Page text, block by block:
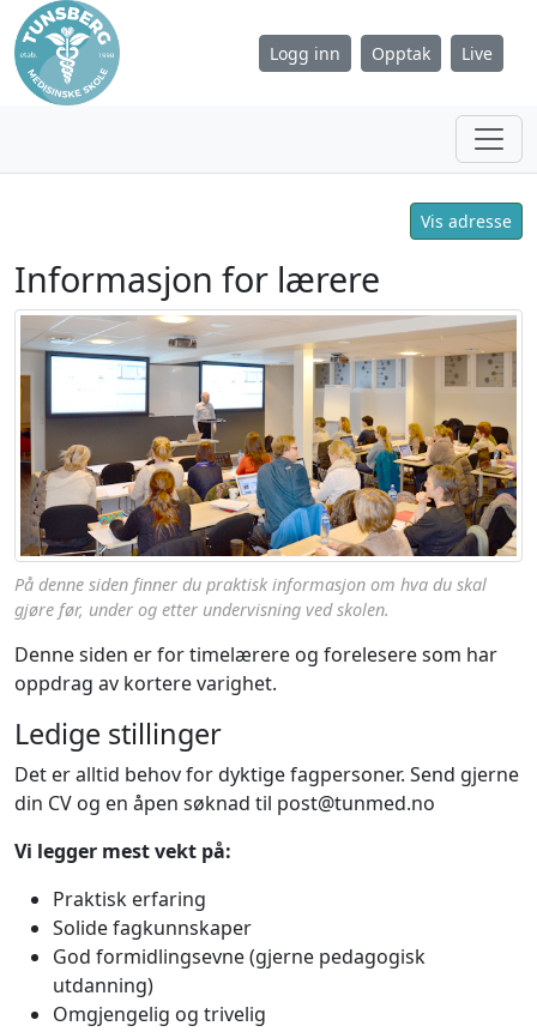
Logg inn Opptak Live
Vis adresse
Informasjon for lærere
På denne siden finner du praktisk informasjon om hva du skal
gjøre før, under og etter undervisning ved skolen.
Denne siden er for timelærere og forelesere som har
oppdrag av kortere varighet.
Ledige stillinger
Det er alltid behov for dyktige fagpersoner. Send gjerne
din CV og en åpen søknad til post@tunmed.no
Vi legger mest vekt på:
Praktisk erfaring
Solide fagkunnskaper
God formidlingsevne (gjerne pedagogisk
utdanning)
Omgjengelig og trivelig